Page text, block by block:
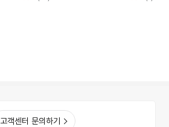
고객센터 문의하기